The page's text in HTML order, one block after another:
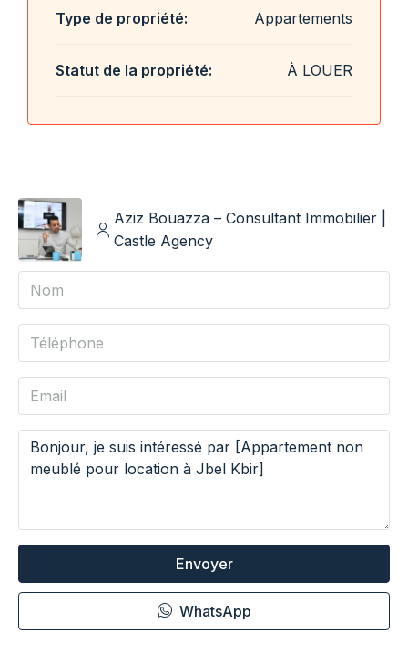
Type de propriété: Appartements
Statut de la propriété: À LOUER
Aziz Bouazza – Consultant Immobilier |
Castle Agency
Envoyer
WhatsApp